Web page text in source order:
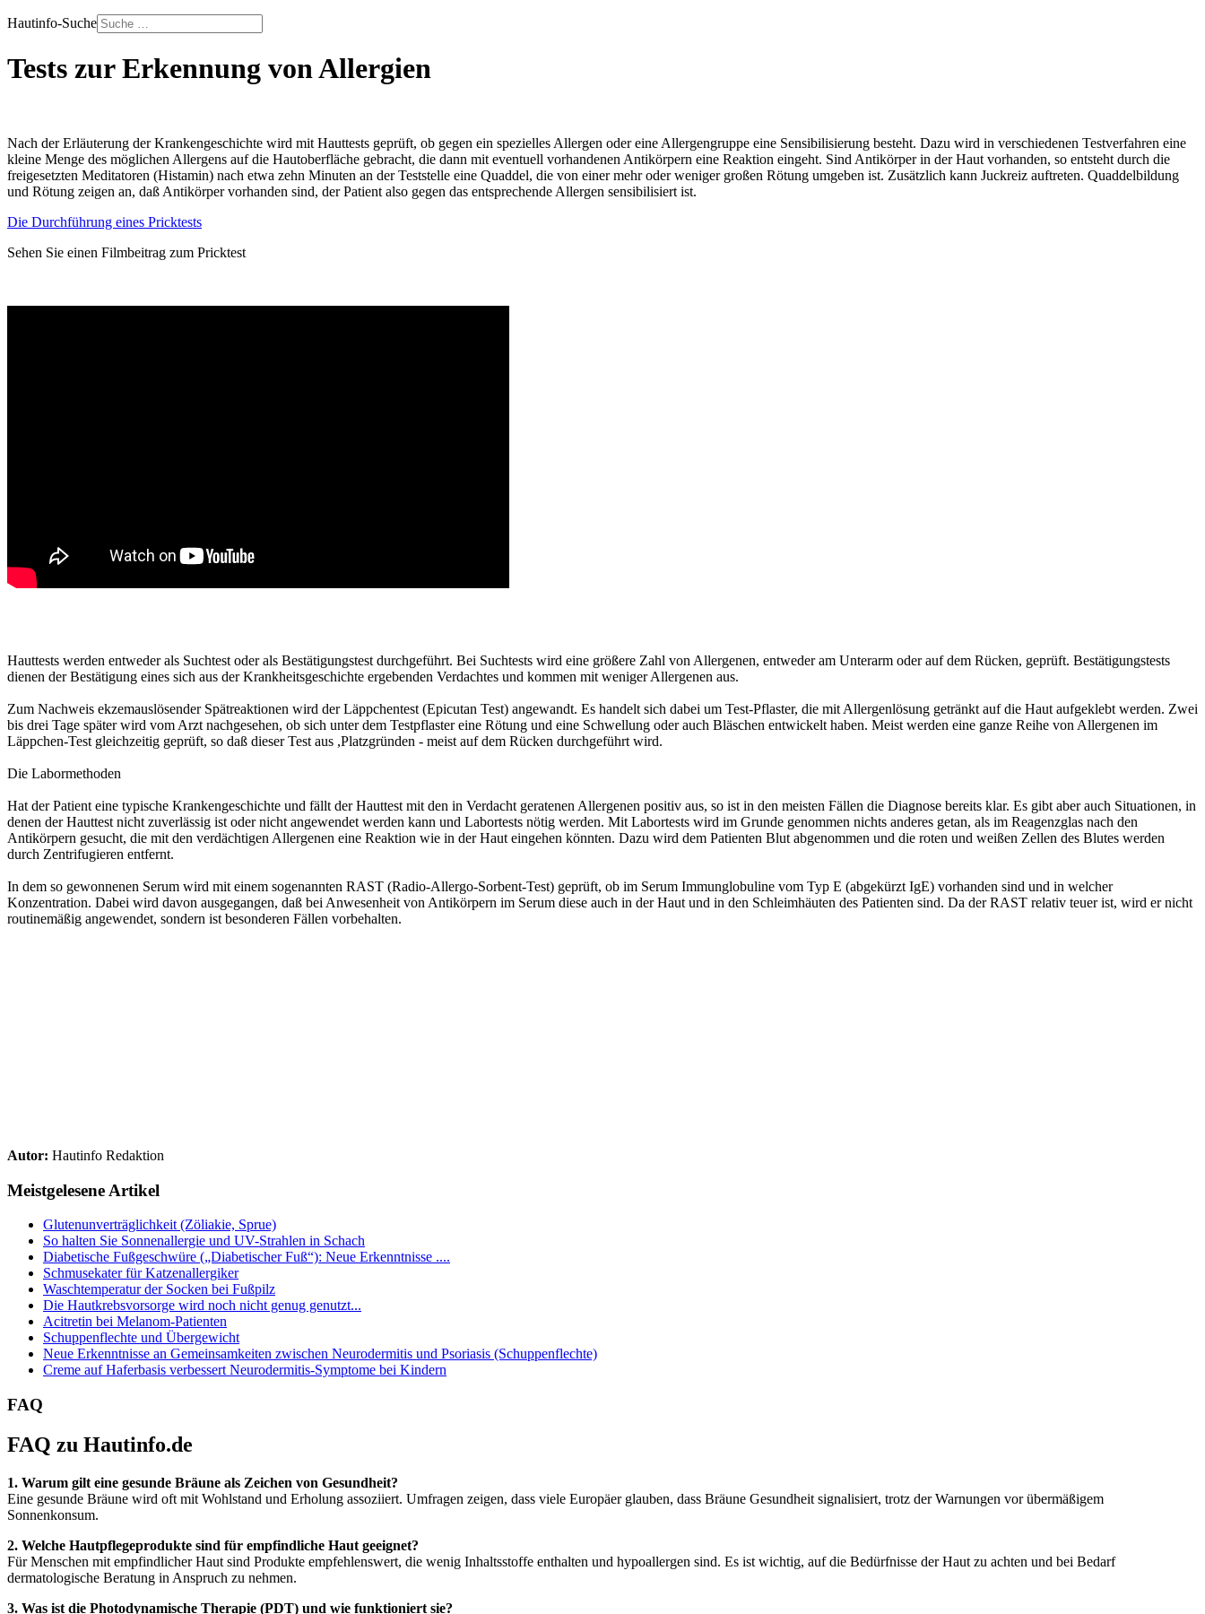
Hautinfo-Suche
Tests zur Erkennung von Allergien
Nach der Erläuterung der Krankengeschichte wird mit Hauttests geprüft, ob gegen ein spezielles Allergen oder eine Allergengruppe eine Sensibilisierung besteht. Dazu wird in verschiedenen Testverfahren eine
kleine Menge des möglichen Allergens auf die Hautoberfläche gebracht, die dann mit eventuell vorhandenen Antikörpern eine Reaktion eingeht. Sind Antikörper in der Haut vorhanden, so entsteht durch die
freigesetzten Meditatoren (Histamin) nach etwa zehn Minuten an der Teststelle eine Quaddel, die von einer mehr oder weniger großen Rötung umgeben ist. Zusätzlich kann Juckreiz auftreten. Quaddelbildung
und Rötung zeigen an, daß Antikörper vorhanden sind, der Patient also gegen das entsprechende Allergen sensibilisiert ist.
Die Durchführung eines Pricktests
Sehen Sie einen Filmbeitrag zum Pricktest
Hauttests werden entweder als Suchtest oder als Bestätigungstest durchgeführt. Bei Suchtests wird eine größere Zahl von Allergenen, entweder am Unterarm oder auf dem Rücken, geprüft. Bestätigungstests
dienen der Bestätigung eines sich aus der Krankheitsgeschichte ergebenden Verdachtes und kommen mit weniger Allergenen aus.
Zum Nachweis ekzemauslösender Spätreaktionen wird der Läppchentest (Epicutan Test) angewandt. Es handelt sich dabei um Test-Pflaster, die mit Allergenlösung getränkt auf die Haut aufgeklebt werden. Zwei
bis drei Tage später wird vom Arzt nachgesehen, ob sich unter dem Testpflaster eine Rötung und eine Schwellung oder auch Bläschen entwickelt haben. Meist werden eine ganze Reihe von Allergenen im
Läppchen-Test gleichzeitig geprüft, so daß dieser Test aus ,Platzgründen - meist auf dem Rücken durchgeführt wird.
Die Labormethoden
Hat der Patient eine typische Krankengeschichte und fällt der Hauttest mit den in Verdacht geratenen Allergenen positiv aus, so ist in den meisten Fällen die Diagnose bereits klar. Es gibt aber auch Situationen, in
denen der Hauttest nicht zuverlässig ist oder nicht angewendet werden kann und Labortests nötig werden. Mit Labortests wird im Grunde genommen nichts anderes getan, als im Reagenzglas nach den
Antikörpern gesucht, die mit den verdächtigen Allergenen eine Reaktion wie in der Haut eingehen könnten. Dazu wird dem Patienten Blut abgenommen und die roten und weißen Zellen des Blutes werden
durch Zentrifugieren entfernt.
In dem so gewonnenen Serum wird mit einem sogenannten RAST (Radio-Allergo-Sorbent-Test) geprüft, ob im Serum Immunglobuline vom Typ E (abgekürzt IgE) vorhanden sind und in welcher
Konzentration. Dabei wird davon ausgegangen, daß bei Anwesenheit von Antikörpern im Serum diese auch in der Haut und in den Schleimhäuten des Patienten sind. Da der RAST relativ teuer ist, wird er nicht
routinemäßig angewendet, sondern ist besonderen Fällen vorbehalten.
Autor: Hautinfo Redaktion
Meistgelesene Artikel
Glutenunverträglichkeit (Zöliakie, Sprue)
So halten Sie Sonnenallergie und UV-Strahlen in Schach
Diabetische Fußgeschwüre („Diabetischer Fuß“): Neue Erkenntnisse ....
Schmusekater für Katzenallergiker
Waschtemperatur der Socken bei Fußpilz
Die Hautkrebsvorsorge wird noch nicht genug genutzt...
Acitretin bei Melanom-Patienten
Schuppenflechte und Übergewicht
Neue Erkenntnisse an Gemeinsamkeiten zwischen Neurodermitis und Psoriasis (Schuppenflechte)
Creme auf Haferbasis verbessert Neurodermitis-Symptome bei Kindern
FAQ
FAQ zu Hautinfo.de
1. Warum gilt eine gesunde Bräune als Zeichen von Gesundheit?
Eine gesunde Bräune wird oft mit Wohlstand und Erholung assoziiert. Umfragen zeigen, dass viele Europäer glauben, dass Bräune Gesundheit signalisiert, trotz der Warnungen vor übermäßigem
Sonnenkonsum.
2. Welche Hautpflegeprodukte sind für empfindliche Haut geeignet?
Für Menschen mit empfindlicher Haut sind Produkte empfehlenswert, die wenig Inhaltsstoffe enthalten und hypoallergen sind. Es ist wichtig, auf die Bedürfnisse der Haut zu achten und bei Bedarf
dermatologische Beratung in Anspruch zu nehmen.
3. Was ist die Photodynamische Therapie (PDT) und wie funktioniert sie?